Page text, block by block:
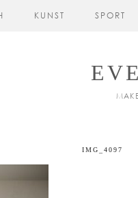
KUNST SPORT
IMG_4097